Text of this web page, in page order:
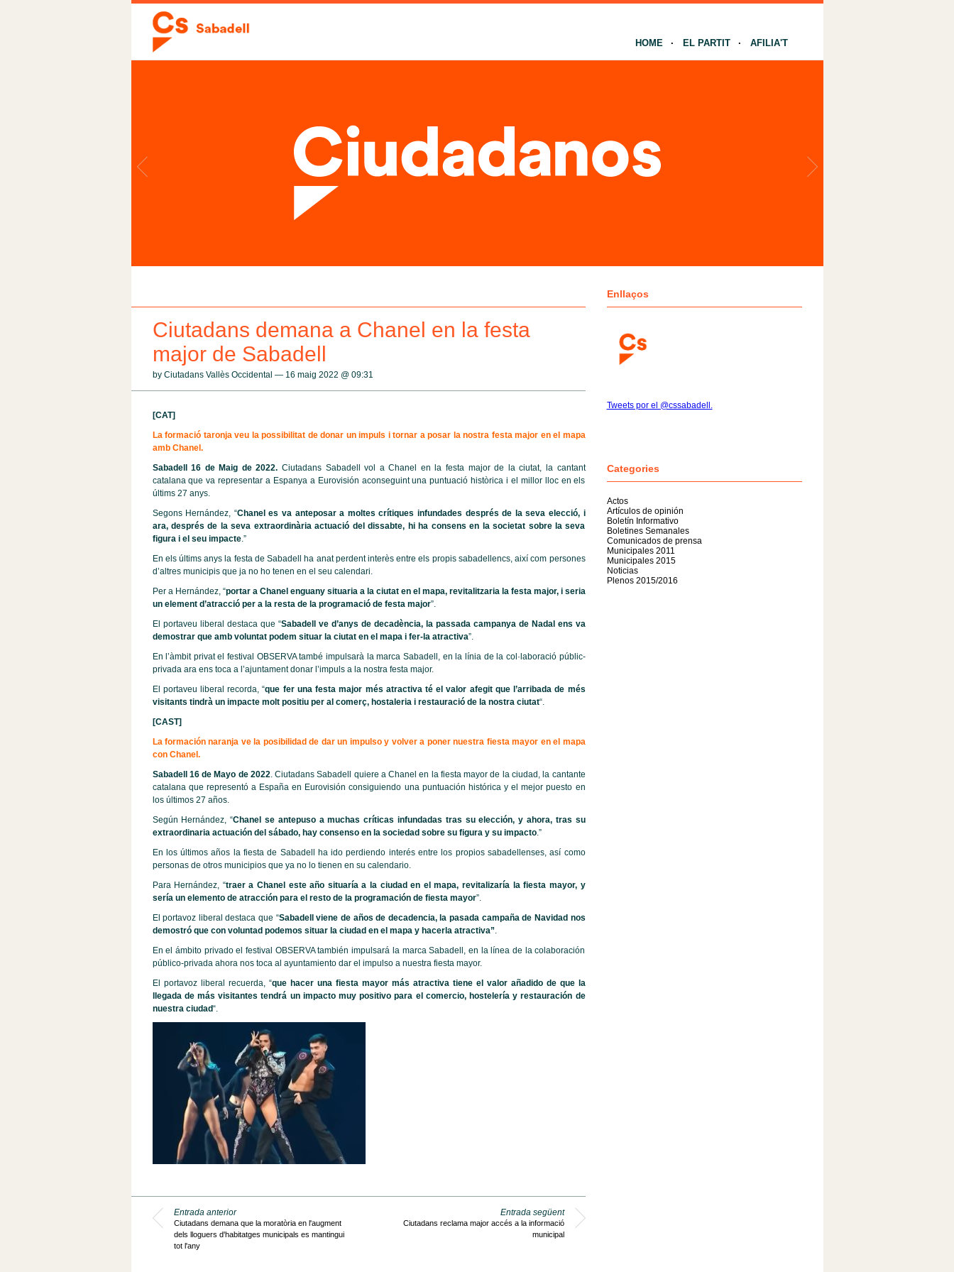
HOME EL PARTIT AFILIA'T
Ciutadans demana a Chanel en la festa
major de Sabadell
by Ciutadans Vallès Occidental — 16 maig 2022 @ 09:31
[CAT]
La formació taronja veu la possibilitat de donar un impuls i tornar a posar la nostra festa major en el mapa
amb Chanel.
Sabadell 16 de Maig de 2022. Ciutadans Sabadell vol a Chanel en la festa major de la ciutat, la cantant
catalana que va representar a Espanya a Eurovisión aconseguint una puntuació històrica i el millor lloc en els
últims 27 anys.
Segons Hernández, “Chanel es va anteposar a moltes crítiques infundades després de la seva elecció, i
ara, després de la seva extraordinària actuació del dissabte, hi ha consens en la societat sobre la seva
figura i el seu impacte.”
En els últims anys la festa de Sabadell ha anat perdent interès entre els propis sabadellencs, així com persones
d’altres municipis que ja no ho tenen en el seu calendari.
Per a Hernández, “portar a Chanel enguany situaria a la ciutat en el mapa, revitalitzaria la festa major, i seria
un element d’atracció per a la resta de la programació de festa major”.
El portaveu liberal destaca que “Sabadell ve d’anys de decadència, la passada campanya de Nadal ens va
demostrar que amb voluntat podem situar la ciutat en el mapa i fer-la atractiva”.
En l’àmbit privat el festival OBSERVA també impulsarà la marca Sabadell, en la línia de la col·laboració públic-
privada ara ens toca a l’ajuntament donar l’impuls a la nostra festa major.
El portaveu liberal recorda, “que fer una festa major més atractiva té el valor afegit que l’arribada de més
visitants tindrà un impacte molt positiu per al comerç, hostaleria i restauració de la nostra ciutat“.
[CAST]
La formación naranja ve la posibilidad de dar un impulso y volver a poner nuestra fiesta mayor en el mapa
con Chanel.
Sabadell 16 de Mayo de 2022. Ciutadans Sabadell quiere a Chanel en la fiesta mayor de la ciudad, la cantante
catalana que representó a España en Eurovisión consiguiendo una puntuación histórica y el mejor puesto en
los últimos 27 años.
Según Hernández, “Chanel se antepuso a muchas críticas infundadas tras su elección, y ahora, tras su
extraordinaria actuación del sábado, hay consenso en la sociedad sobre su figura y su impacto.”
En los últimos años la fiesta de Sabadell ha ido perdiendo interés entre los propios sabadellenses, así como
personas de otros municipios que ya no lo tienen en su calendario.
Para Hernández, “traer a Chanel este año situaría a la ciudad en el mapa, revitalizaría la fiesta mayor, y
sería un elemento de atracción para el resto de la programación de fiesta mayor”.
El portavoz liberal destaca que “Sabadell viene de años de decadencia, la pasada campaña de Navidad nos
demostró que con voluntad podemos situar la ciudad en el mapa y hacerla atractiva”.
En el ámbito privado el festival OBSERVA también impulsará la marca Sabadell, en la línea de la colaboración
público-privada ahora nos toca al ayuntamiento dar el impulso a nuestra fiesta mayor.
El portavoz liberal recuerda, “que hacer una fiesta mayor más atractiva tiene el valor añadido de que la
llegada de más visitantes tendrá un impacto muy positivo para el comercio, hostelería y restauración de
nuestra ciudad“.
Entrada anterior
Ciutadans demana que la moratòria en l'augment
dels lloguers d'habitatges municipals es mantingui
tot l'any
Entrada següent
Ciutadans reclama major accés a la informació
municipal
Enllaços
Tweets por el @cssabadell.
Categories
Actos
Artículos de opinión
Boletín Informativo
Boletines Semanales
Comunicados de prensa
Municipales 2011
Municipales 2015
Noticias
Plenos 2015/2016